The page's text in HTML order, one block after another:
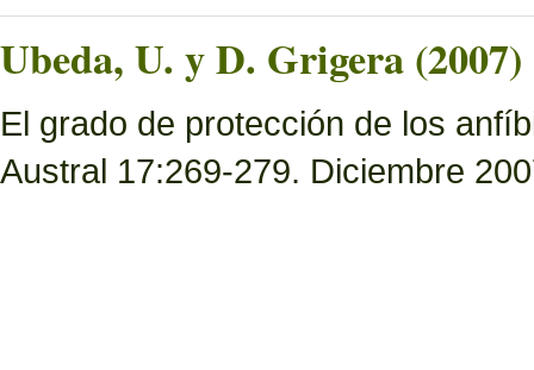
Ubeda, U. y D. Grigera (2007)
El grado de protección de los
Austral 17:269-279. Diciembre